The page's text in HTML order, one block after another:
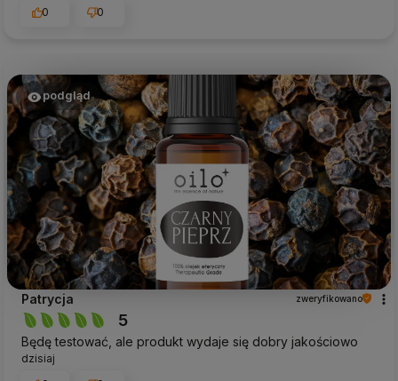
0
0
podgląd
Patrycja zweryfikowano
5
Będę testować, ale produkt wydaje się dobry jakościowo
dzisiaj